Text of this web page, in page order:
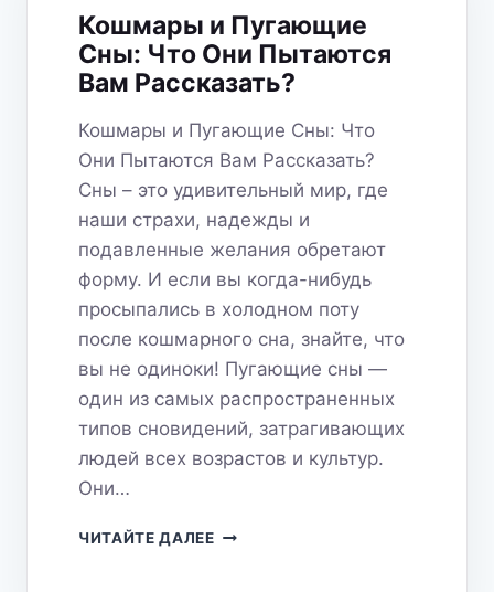
К
ЧЕМУ
ПРИВЕДЕТ
Кошмары и Пугающие
Сны: Что Они Пытаются
Вам Рассказать?
Кошмары и Пугающие Сны: Что
Они Пытаются Вам Рассказать?
Сны – это удивительный мир, где
наши страхи, надежды и
подавленные желания обретают
форму. И если вы когда-нибудь
просыпались в холодном поту
после кошмарного сна, знайте, что
вы не одиноки! Пугающие сны —
один из самых распространенных
типов сновидений, затрагивающих
людей всех возрастов и культур.
Они…
ЧИТАЙТЕ ДАЛЕЕКОШМАРЫ